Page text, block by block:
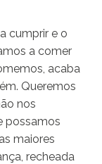
cumprir e o
a comer
acaba
Queremos
nos
possamos
maiores
recheada